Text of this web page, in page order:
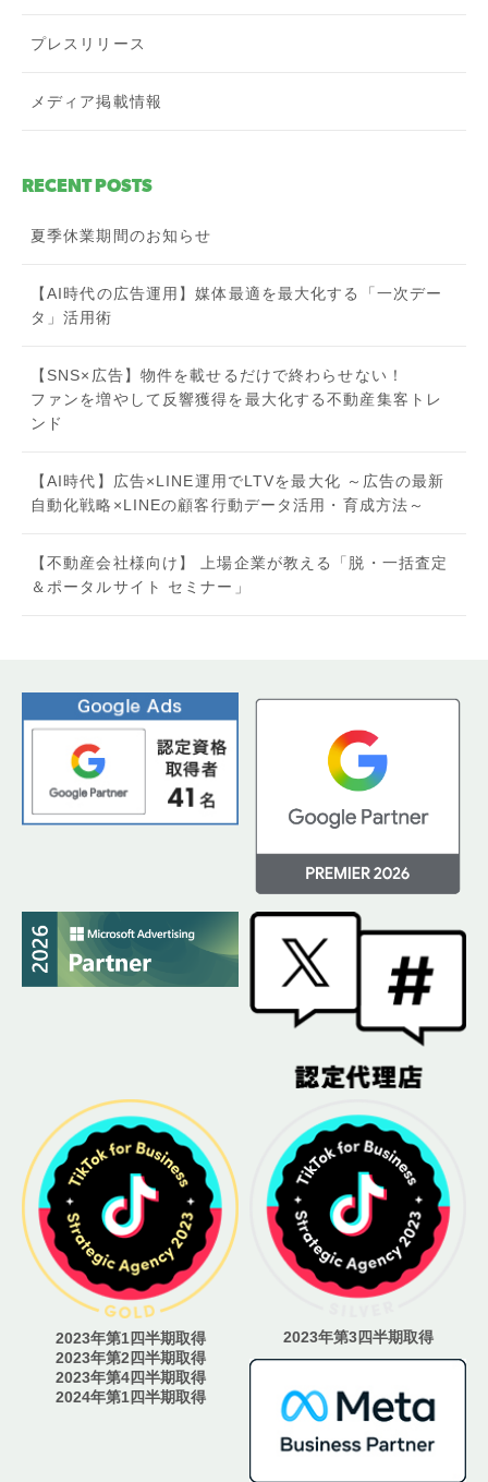
プレスリリース
メディア掲載情報
RECENT POSTS
夏季休業期間のお知らせ
【AI時代の広告運用】媒体最適を最大化する「一次デー
タ」活用術
【SNS×広告】物件を載せるだけで終わらせない！
ファンを増やして反響獲得を最大化する不動産集客トレ
ンド
【AI時代】広告×LINE運用でLTVを最大化 ～広告の最新
自動化戦略×LINEの顧客行動データ活用・育成方法～
【不動産会社様向け】 上場企業が教える「脱・一括査定
＆ポータルサイト セミナー」
2023年第1四半期取得
2023年第2四半期取得
2023年第4四半期取得
2024年第1四半期取得
2023年第3四半期取得